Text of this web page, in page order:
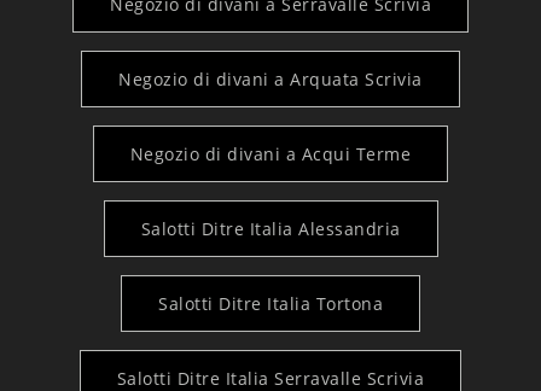
Negozio di divani a Arquata Scrivia
Negozio di divani a Acqui Terme
Salotti Ditre Italia Alessandria
Salotti Ditre Italia Tortona
Salotti Ditre Italia Serravalle Scrivia